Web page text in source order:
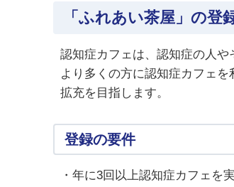
「ふれあい茶屋」の登
認知症カフェは、認知症の人
より多くの方に認知症カフェ
拡充を目指します。
登録の要件
・年に3回以上認知症カフェを